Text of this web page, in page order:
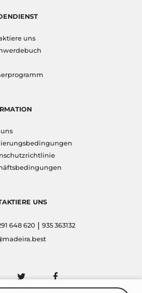
uns
UNS
648 620 | 935 363132